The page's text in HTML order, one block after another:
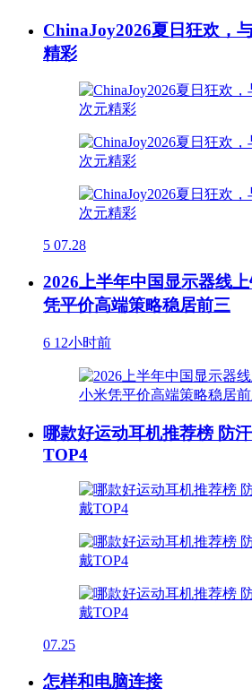
ChinaJoy2026夏日狂欢，
精彩
5 07.28
2026上半年中国显示器线
凭平价高端策略稳居前三
6 12小时前
哪款好运动耳机推荐榜 防
TOP4
07.25
怎样和电脑连接